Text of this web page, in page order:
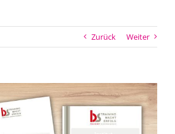
Zurück Weiter